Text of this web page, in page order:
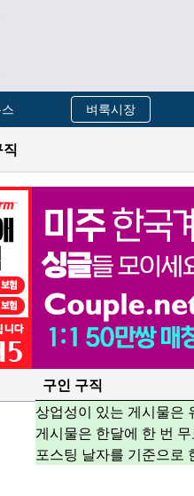
벼룩시장
구인 구직
상업성이 있는 게시물은
게시물은 한달에 한 번
포스팅 날자를 기준으로